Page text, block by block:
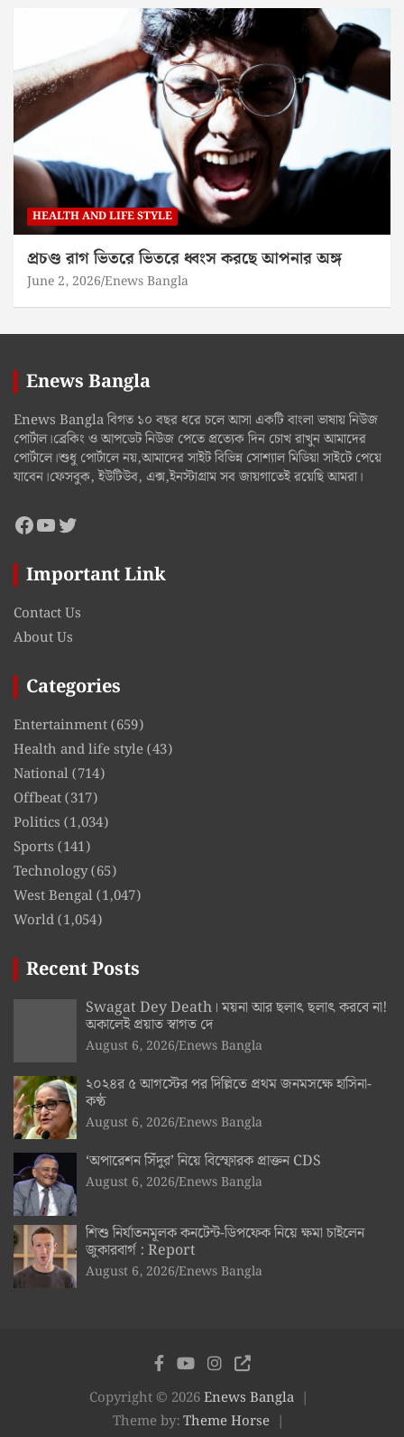
HEALTH AND LIFE STYLE
প্রচণ্ড রাগ ভিতরে ভিতরে ধ্বংস করছে আপনার অঙ্গ
June 2, 2026 Enews Bangla
Enews Bangla
Enews Bangla বিগত ১০ বছর ধরে চলে আসা একটি বাংলা ভাষায় নিউজ
পোর্টাল।ব্রেকিং ও আপডেট নিউজ পেতে প্রত্যেক দিন চোখ রাখুন আমাদের
পোর্টালে।শুধু পোর্টালে নয়,আমাদের সাইট বিভিন্ন সোশ্যাল মিডিয়া সাইটে পেয়ে
যাবেন।ফেসবুক, ইউটিউব, এক্স,ইনস্টাগ্রাম সব জায়গাতেই রয়েছি আমরা।
Facebook
YouTube
Twitter
Important Link
Contact Us
About Us
Categories
Entertainment(659)
Health and life style(43)
National(714)
Offbeat(317)
Politics (1,034)
Sports (141)
Technology(65)
West Bengal(1,047)
World(1,054)
Recent Posts
Swagat Dey Death। ময়না আর ছলাৎ ছলাৎ করবে না!
অকালেই প্রয়াত স্বাগত দে
August 6, 2026 Enews Bangla
২০২৪র ৫ আগস্টের পর দিল্লিতে প্রথম জনমসক্ষে হাসিনা-
কণ্ঠ
August 6, 2026 Enews Bangla
‘অপারেশন সিঁদুর’ নিয়ে বিস্ফোরক প্রাক্তন CDS
August 6, 2026 Enews Bangla
শিশু নির্যাতনমূলক কনটেন্ট-ডিপফেক নিয়ে ক্ষমা চাইলেন
জুকারবার্গ : Report
August 6, 2026 Enews Bangla
Copyright © 2026Enews Bangla
Theme by:Theme Horse